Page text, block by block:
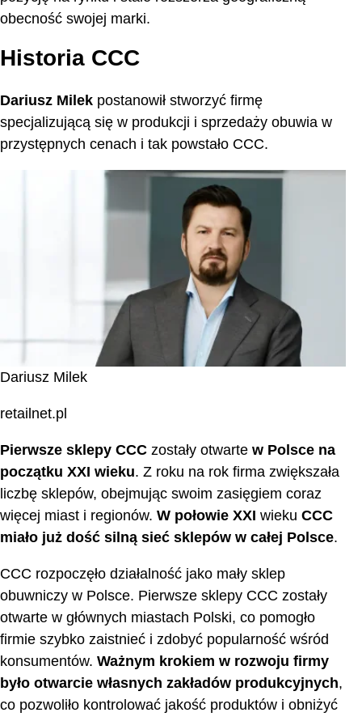
obecność swojej marki.
Historia CCC
Dariusz Milek postanowił stworzyć firmę
specjalizującą się w produkcji i sprzedaży obuwia w
przystępnych cenach i tak powstało CCC.
Dariusz Milek
retailnet.pl
Pierwsze sklepy CCC zostały otwarte w Polsce na
początku XXI wieku. Z roku na rok firma zwiększała
liczbę sklepów, obejmując swoim zasięgiem coraz
więcej miast i regionów. W połowie XXI wieku CCC
miało już dość silną sieć sklepów w całej Polsce.
CCC rozpoczęło działalność jako mały sklep
obuwniczy w Polsce. Pierwsze sklepy CCC zostały
otwarte w głównych miastach Polski, co pomogło
firmie szybko zaistnieć i zdobyć popularność wśród
konsumentów. Ważnym krokiem w rozwoju firmy
było otwarcie własnych zakładów produkcyjnych,
co pozwoliło kontrolować jakość produktów i obniżyć